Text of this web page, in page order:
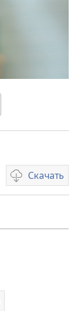
Скачать
Варианты
загрузки